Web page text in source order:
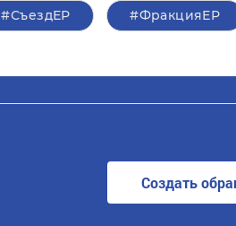
#СъездЕР #ФракцияЕР
Создать